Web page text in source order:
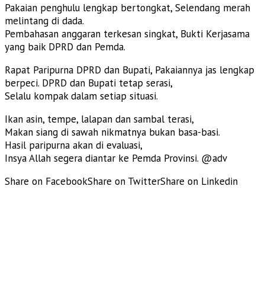
Pakaian penghulu lengkap bertongkat, Selendang merah
melintang di dada.
Pembahasan anggaran terkesan singkat, Bukti Kerjasama
yang baik DPRD dan Pemda.
Rapat Paripurna DPRD dan Bupati, Pakaiannya jas lengkap
berpeci. DPRD dan Bupati tetap serasi,
Selalu kompak dalam setiap situasi.
Ikan asin, tempe, lalapan dan sambal terasi,
Makan siang di sawah nikmatnya bukan basa-basi.
Hasil paripurna akan di evaluasi,
Insya Allah segera diantar ke Pemda Provinsi. @adv
Share on FacebookShare on TwitterShare on Linkedin